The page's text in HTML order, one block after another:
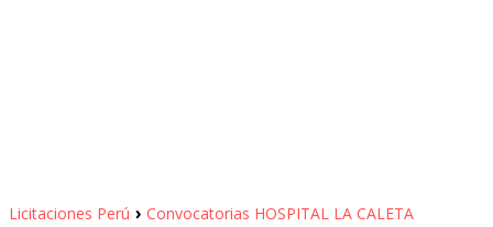
Licitaciones Perú › Convocatorias HOSPITAL LA CALETA